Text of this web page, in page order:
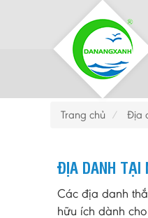
Trang chủ Địa
ĐỊA DANH TẠI
Các địa danh
hữu ích dành